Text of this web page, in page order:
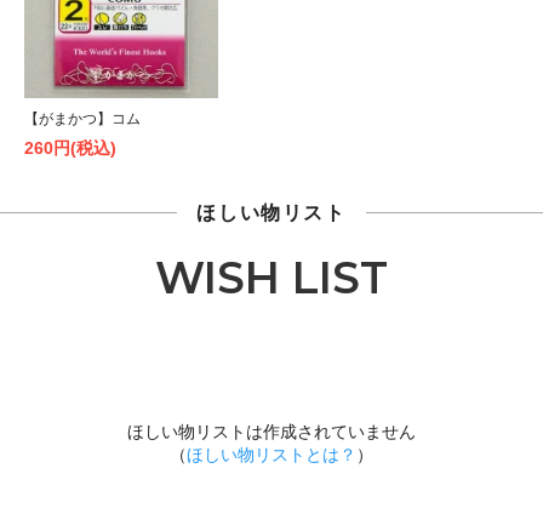
【がまかつ】コム
260円(税込)
ほしい物リスト
WISH LIST
ほしい物リストは作成されていません
（ほしい物リストとは？ ）